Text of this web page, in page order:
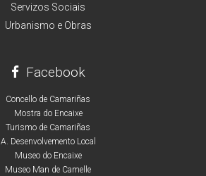
Servizos Sociais
Urbanismo e Obras
Facebook
Concello de Camariñas
Mostra do Encaixe
Turismo de Camariñas
A. Desenvolvemento Local
Museo do Encaixe
Museo Man de Camelle